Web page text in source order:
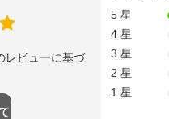
レビューに基づ
5 星
4 星
3 星
2 星
1 星